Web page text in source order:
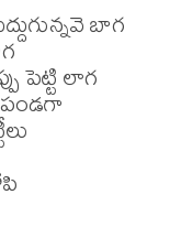
బాగ
పెట్టి లాగ
పండగా